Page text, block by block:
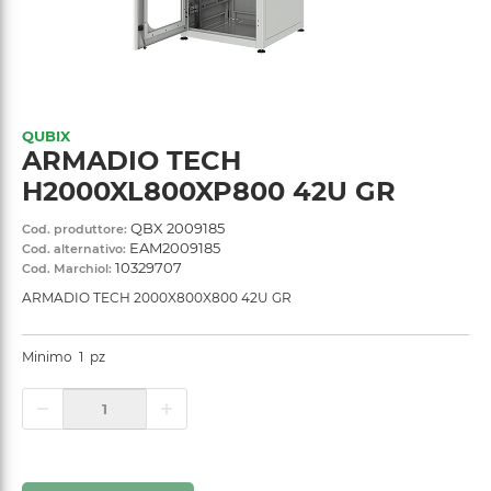
QUBIX
ARMADIO TECH
H2000XL800XP800 42U GR
Cod. produttore: QBX 2009185
Cod. alternativo: EAM2009185
Cod. Marchiol: 10329707
ARMADIO TECH 2000X800X800 42U GR
Minimo 1 pz